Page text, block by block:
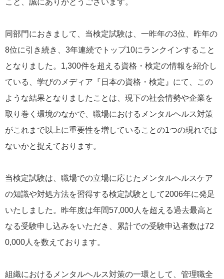
同部門におきまして、当検定試験は、一昨年の3位、昨年の
8位に引き続き、3年連続でトップ10にランクインすること
となりました。1,300件を超える資格・検定の情報を紹介し
ている、学びのメディア『日本の資格・検定』にて、この
ような結果となりましたことは、現下の社会情勢や企業を
取り巻く環境のなかで、職場におけるメンタルヘルス対策
がこれまで以上に重要性を増していることの1つの現れでは
ないかと捉えております。
当検定試験は、職場での立場に応じたメンタルヘルスケア
の知識や対処方法を習得する検定試験として2006年に発足
いたしました。昨年度は年間57,000人を超える過去最高と
なる受験申し込みをいただき、累計での受験申込者数は72
0,000人を数えております。
組織におけるメンタルヘルス対策の一環として、管理職全